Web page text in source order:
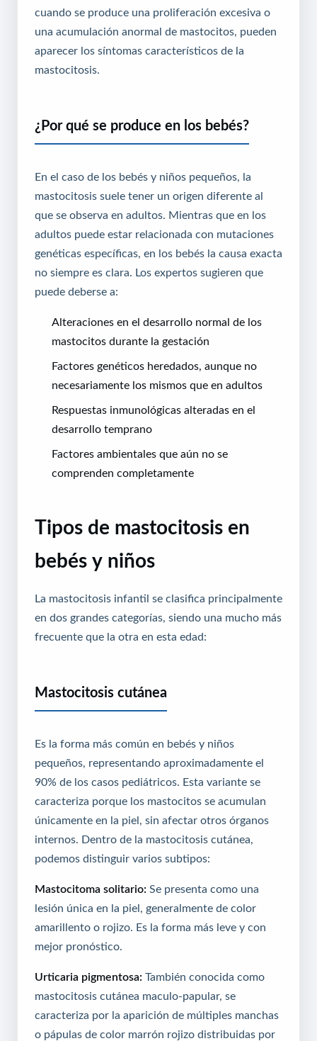
cuando se produce una proliferación excesiva o
una acumulación anormal de mastocitos, pueden
aparecer los síntomas característicos de la
mastocitosis.
¿Por qué se produce en los bebés?
En el caso de los bebés y niños pequeños, la
mastocitosis suele tener un origen diferente al
que se observa en adultos. Mientras que en los
adultos puede estar relacionada con mutaciones
genéticas específicas, en los bebés la causa exacta
no siempre es clara. Los expertos sugieren que
puede deberse a:
Alteraciones en el desarrollo normal de los
mastocitos durante la gestación
Factores genéticos heredados, aunque no
necesariamente los mismos que en adultos
Respuestas inmunológicas alteradas en el
desarrollo temprano
Factores ambientales que aún no se
comprenden completamente
Tipos de mastocitosis en
bebés y niños
La mastocitosis infantil se clasifica principalmente
en dos grandes categorías, siendo una mucho más
frecuente que la otra en esta edad:
Mastocitosis cutánea
Es la forma más común en bebés y niños
pequeños, representando aproximadamente el
90% de los casos pediátricos. Esta variante se
caracteriza porque los mastocitos se acumulan
únicamente en la piel, sin afectar otros órganos
internos. Dentro de la mastocitosis cutánea,
podemos distinguir varios subtipos:
Mastocitoma solitario: Se presenta como una
lesión única en la piel, generalmente de color
amarillento o rojizo. Es la forma más leve y con
mejor pronóstico.
Urticaria pigmentosa: También conocida como
mastocitosis cutánea maculo-papular, se
caracteriza por la aparición de múltiples manchas
o pápulas de color marrón rojizo distribuidas por